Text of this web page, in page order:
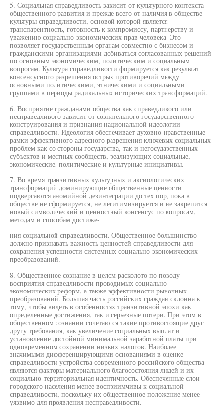
5. Социальная справедливость зависит от культурного контекста
общественного развития и прежде всего от наличия в обществе
культуры справедливости, основой которой является
транспарентность, готовность к компромиссу, партнерству и
уважению социально-экономических прав человека. Это
позволяет государственным органам совместно с бизнесом и
гражданскими организациями добиваться согласованных решений
по основным экономическим, политическим и социальным
вопросам. Культура справедливости формируется как результат
консенсусного разрешения острых противоречий между
основными политическими, этническими и социальными
группами в периоды радикальных исторических трансформаций.
6. Восприятие гражданами общества как справедливого или
несправедливого зависит от сознательного государственного
конструирования и признания национальной идеологии
справедливости. Идеология обеспечивает духовно-нравственные
рамки эффективного адресного разрешения ключевых социальных
проблем как со стороны государства, так и негосударственных
субъектов и местных сообществ, реализующих социальные,
экономические, политические и культурные инициативы.
7. Во время транзитивных культурных и аксиологических
трансформаций доминирующие общественные ценности
подвергаются аномийной дезинтеграции до тех пор, пока в
обществе не сформируется, не легитимизируется и не закрепится
новый символический и ценностный консенсус по вопросам,
методам и способам достиже-
ния социальной справедливости. Общественное большинство
должно признавать важность ценностей справедливости для
сохранения успешности системных социально-экономических
преобразований.
8. Общественное сознание в целом расколото по поводу
восприятия справедливости проводимых социально-
экономических реформ, а также эффективности рыночных
преобразований. Большая часть российских граждан склонна к
тому, чтобы видеть в особенностях транзитивной эпохи как
определенные достижения, так и серьезные потери. При этом в
общественном сознании сочетаются такие противостоящие друг
другу требования, как увеличение социальных выплат и
установление достойной минимальной заработной платы при
одновременном сохранении низких налогов. Наиболее
значимыми дифференцирующими основаниями в оценке
справедливости устройства современного российского общества
являются факторы материального благосостояния людей и их
социально-территориальная идентичность. Обеспеченные слои
городского населения менее восприимчивы к социальной
справедливости, поскольку их общественное положение менее
уязвимо для проявления несправедливости.